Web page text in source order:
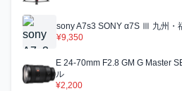
sony A7s3 SONY α7S Ⅲ 九州・
¥9,350
E 24-70mm F2.8 GM G Master
ル
¥2,200